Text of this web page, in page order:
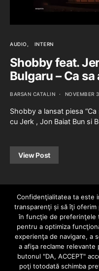
AUDIO INTERN
Shobby feat.
Bulgaru – Ca
BARSAN CATALIN NOVEMBER
Shobby a lansat piesa
cu Jerk , Jon Baiat Bun si
View Post
HOME CONTACT
Since 2005 |
Confidenţialitatea ta este
transparenţi și să îţi
în funcţie de preferinţele
pentru a optimiza
experienţa de navigare, a
a afişa reclame
butonul "DA, ACCEPT"
poţi totodată schimba